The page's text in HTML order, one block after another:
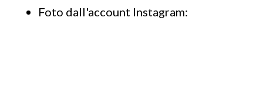
Foto dall'account Instagram: